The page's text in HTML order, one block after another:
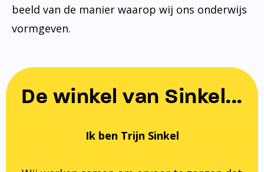
beeld van de manier waarop wij ons onderwijs
vormgeven.
De winkel van Sinkel...
Ik ben Trijn Sinkel